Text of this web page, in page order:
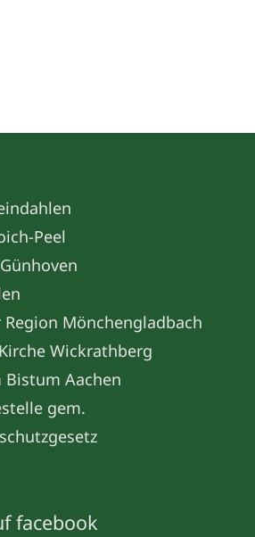
Peel
Mönchengladbach
Wickrathberg
Aachen
gem.
facebook